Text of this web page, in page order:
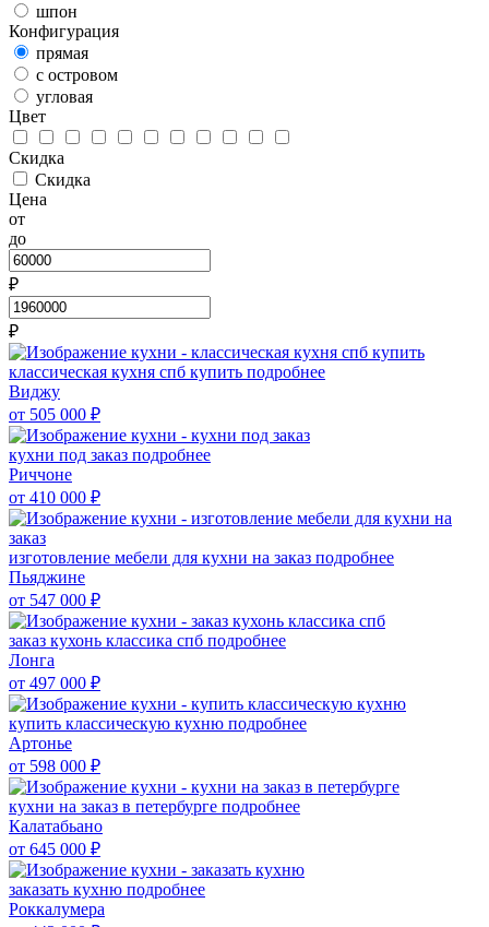
шпон
Конфигурация
прямая
с островом
угловая
Цвет
Скидка
Скидка
Цена
от
до
₽
₽
классическая кухня спб купить подробнее
Виджу
от 505 000 ₽
кухни под заказ подробнее
Риччоне
от 410 000 ₽
изготовление мебели для кухни на заказ подробнее
Пьяджине
от 547 000 ₽
заказ кухонь классика спб подробнее
Лонга
от 497 000 ₽
купить классическую кухню подробнее
Артонье
от 598 000 ₽
кухни на заказ в петербурге подробнее
Калатабьано
от 645 000 ₽
заказать кухню подробнее
Роккалумера